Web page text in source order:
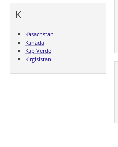
K
Kasachstan
Kanada
Kap Verde
Kirgisistan